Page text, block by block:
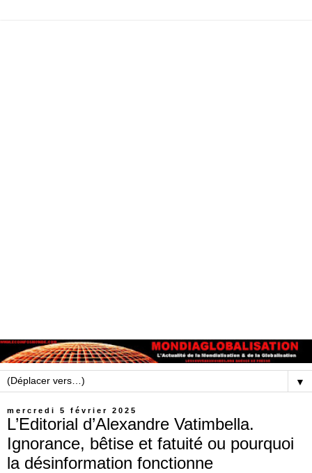
▼
mercredi 5 février 2025
L’Editorial d’Alexandre Vatimbella.
Ignorance, bêtise et fatuité ou pourquoi
la désinformation fonctionne